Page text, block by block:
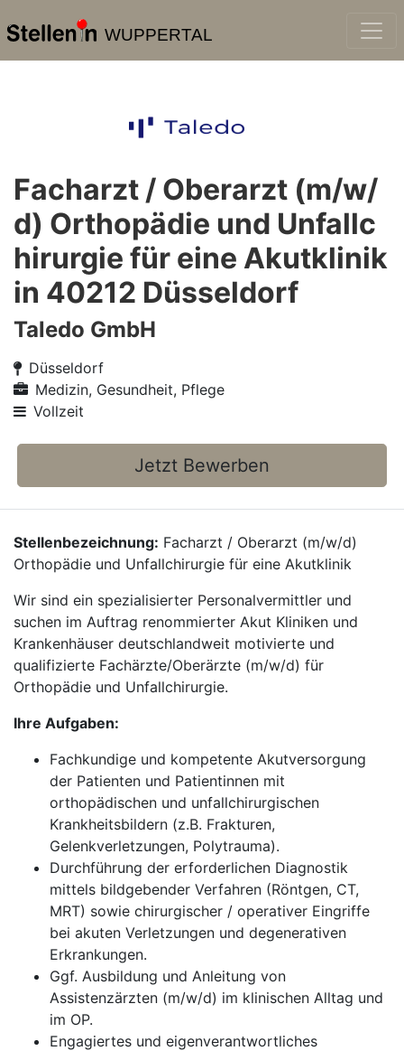
WUPPERTAL
Facharzt / Oberarzt (m/w/
d) Orthopädie und Unfallc
hirurgie für eine Akutklinik
in 40212 Düsseldorf
Taledo GmbH
Düsseldorf
Medizin, Gesundheit, Pflege
Vollzeit
Jetzt Bewerben
Stellenbezeichnung: Facharzt / Oberarzt (m/w/d)
Orthopädie und Unfallchirurgie für eine Akutklinik
Wir sind ein spezialisierter Personalvermittler und
suchen im Auftrag renommierter Akut Kliniken und
Krankenhäuser deutschlandweit motivierte und
qualifizierte Fachärzte/Oberärzte (m/w/d) für
Orthopädie und Unfallchirurgie.
Ihre Aufgaben:
Fachkundige und kompetente Akutversorgung
der Patienten und Patientinnen mit
orthopädischen und unfallchirurgischen
Krankheitsbildern (z.B. Frakturen,
Gelenkverletzungen, Polytrauma).
Durchführung der erforderlichen Diagnostik
mittels bildgebender Verfahren (Röntgen, CT,
MRT) sowie chirurgischer / operativer Eingriffe
bei akuten Verletzungen und degenerativen
Erkrankungen.
Ggf. Ausbildung und Anleitung von
Assistenzärzten (m/w/d) im klinischen Alltag und
im OP.
Engagiertes und eigenverantwortliches